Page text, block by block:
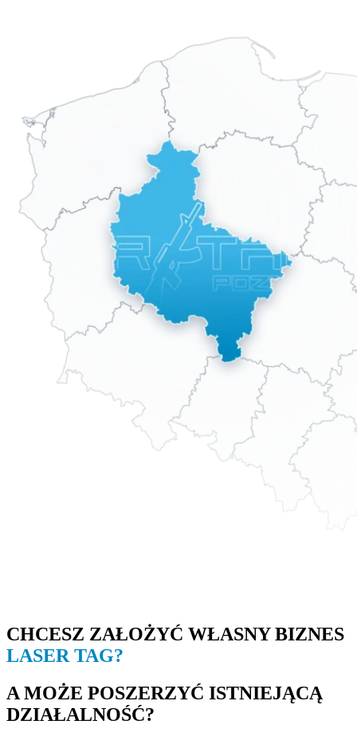
CHCESZ ZAŁOŻYĆ WŁASNY BIZNES
LASER TAG?
A MOŻE POSZERZYĆ ISTNIEJĄCĄ
DZIAŁALNOŚĆ?